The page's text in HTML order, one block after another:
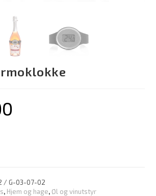
/ G-03-07-02
, Hjem og hage, Øl og vinutstyr